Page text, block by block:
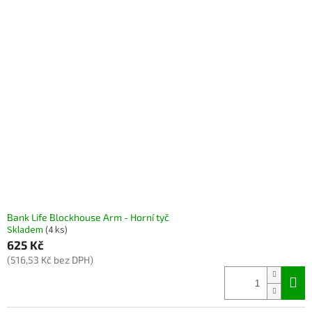
Bank Life Blockhouse Arm - Horní tyč
Skladem (4 ks)
625 Kč
(516,53 Kč bez DPH)